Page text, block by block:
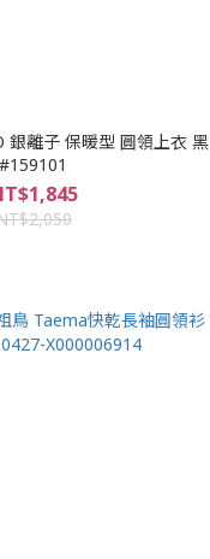
銀離子 保暖型 圓領上衣 黑
#159101